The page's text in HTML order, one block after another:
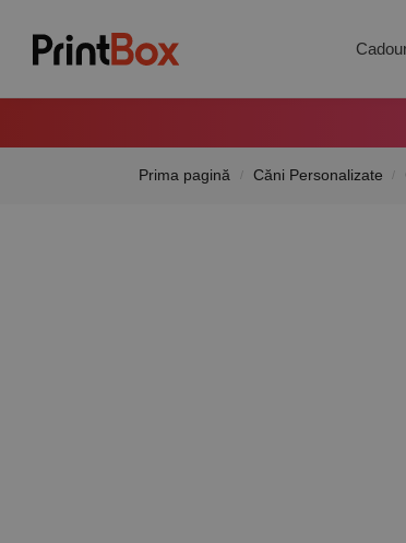
Search
Prima pagină / Căni Personalizate /